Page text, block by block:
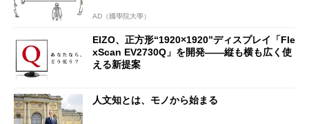
AD（國學院大學）
EIZO、正方形“1920×1920”ディスプレイ「Fle
xScan EV2730Q」を開発――縦も横も広く使
える新提案
人文知とは、モノから始まる